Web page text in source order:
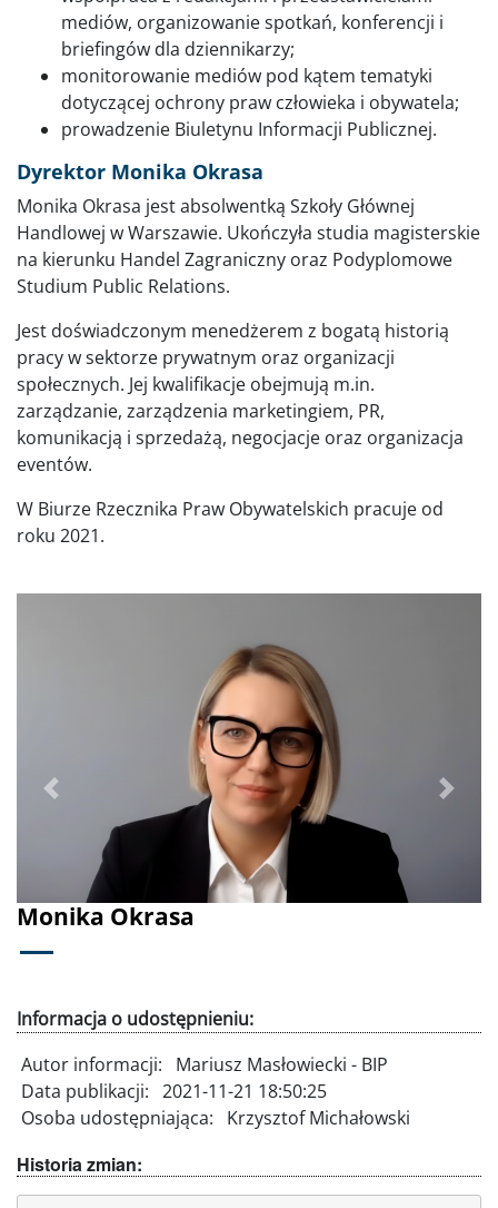
mediów, organizowanie spotkań, konferencji i
briefingów dla dziennikarzy;
monitorowanie mediów pod kątem tematyki
dotyczącej ochrony praw człowieka i obywatela;
prowadzenie Biuletynu Informacji Publicznej.
Dyrektor Monika Okrasa
Monika Okrasa jest absolwentką Szkoły Głównej
Handlowej w Warszawie. Ukończyła studia magisterskie
na kierunku Handel Zagraniczny oraz Podyplomowe
Studium Public Relations.
Jest doświadczonym menedżerem z bogatą historią
pracy w sektorze prywatnym oraz organizacji
społecznych. Jej kwalifikacje obejmują m.in.
zarządzanie, zarządzenia marketingiem, PR,
komunikacją i sprzedażą, negocjacje oraz organizacja
eventów.
W Biurze Rzecznika Praw Obywatelskich pracuje od
roku 2021.
Monika Okrasa
Poprzednie Dalej
Informacja o udostępnieniu:
Autor informacji:
Mariusz Masłowiecki - BIP
Data publikacji: 2021-11-21 18:50:25
Osoba udostępniająca:
Krzysztof Michałowski
Historia zmian: